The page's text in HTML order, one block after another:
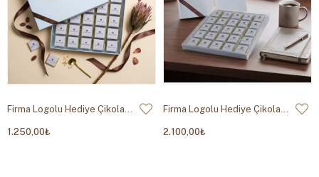
000994
1.250,00₺ 2.100,00₺